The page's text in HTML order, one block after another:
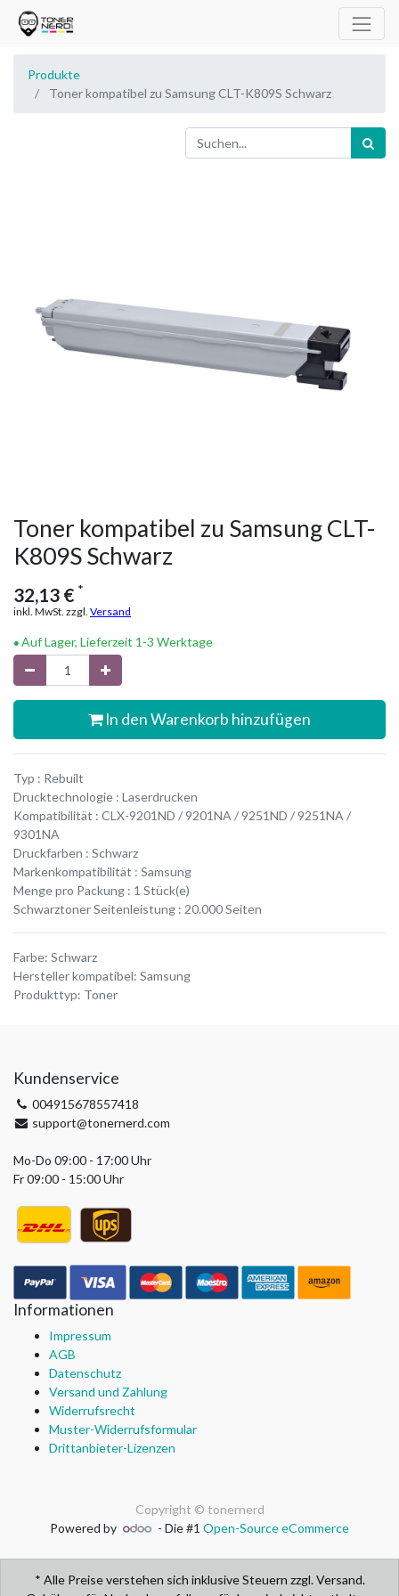
Produkte
Toner kompatibel zu Samsung CLT-K809S Schwarz
Toner kompatibel zu Samsung CLT-
K809S Schwarz
32,13 € *
inkl. MwSt. zzgl. Versand
Auf Lager, Lieferzeit 1-3 Werktage
In den Warenkorb hinzufügen
Typ : Rebuilt
Drucktechnologie : Laserdrucken
Kompatibilität : CLX-9201ND / 9201NA / 9251ND / 9251NA /
9301NA
Druckfarben : Schwarz
Markenkompatibilität : Samsung
Menge pro Packung : 1 Stück(e)
Schwarztoner Seitenleistung : 20.000 Seiten
Farbe: Schwarz
Hersteller kompatibel: Samsung
Produkttyp: Toner
Kundenservice
004915678557418
support@tonernerd.com
Mo-Do 09:00 - 17:00 Uhr
Fr 09:00 - 15:00 Uhr
Informationen
Impressum
AGB
Datenschutz
Versand und Zahlung
Widerrufsrecht
Muster-Widerrufsformular
Drittanbieter-Lizenzen
Copyright © tonernerd
Powered by
- Die #1Open-Source eCommerce
* Alle Preise verstehen sich inklusive Steuern zzgl. Versand.